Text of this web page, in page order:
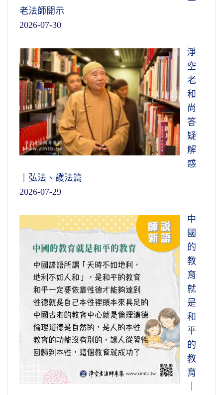
老法師開示
2026-07-30
淨
空
老
和
尚
答
疑
解
惑
｜弘法、護法篇
2026-07-29
中
國
的
教
育
就
是
和
平
的
教
育